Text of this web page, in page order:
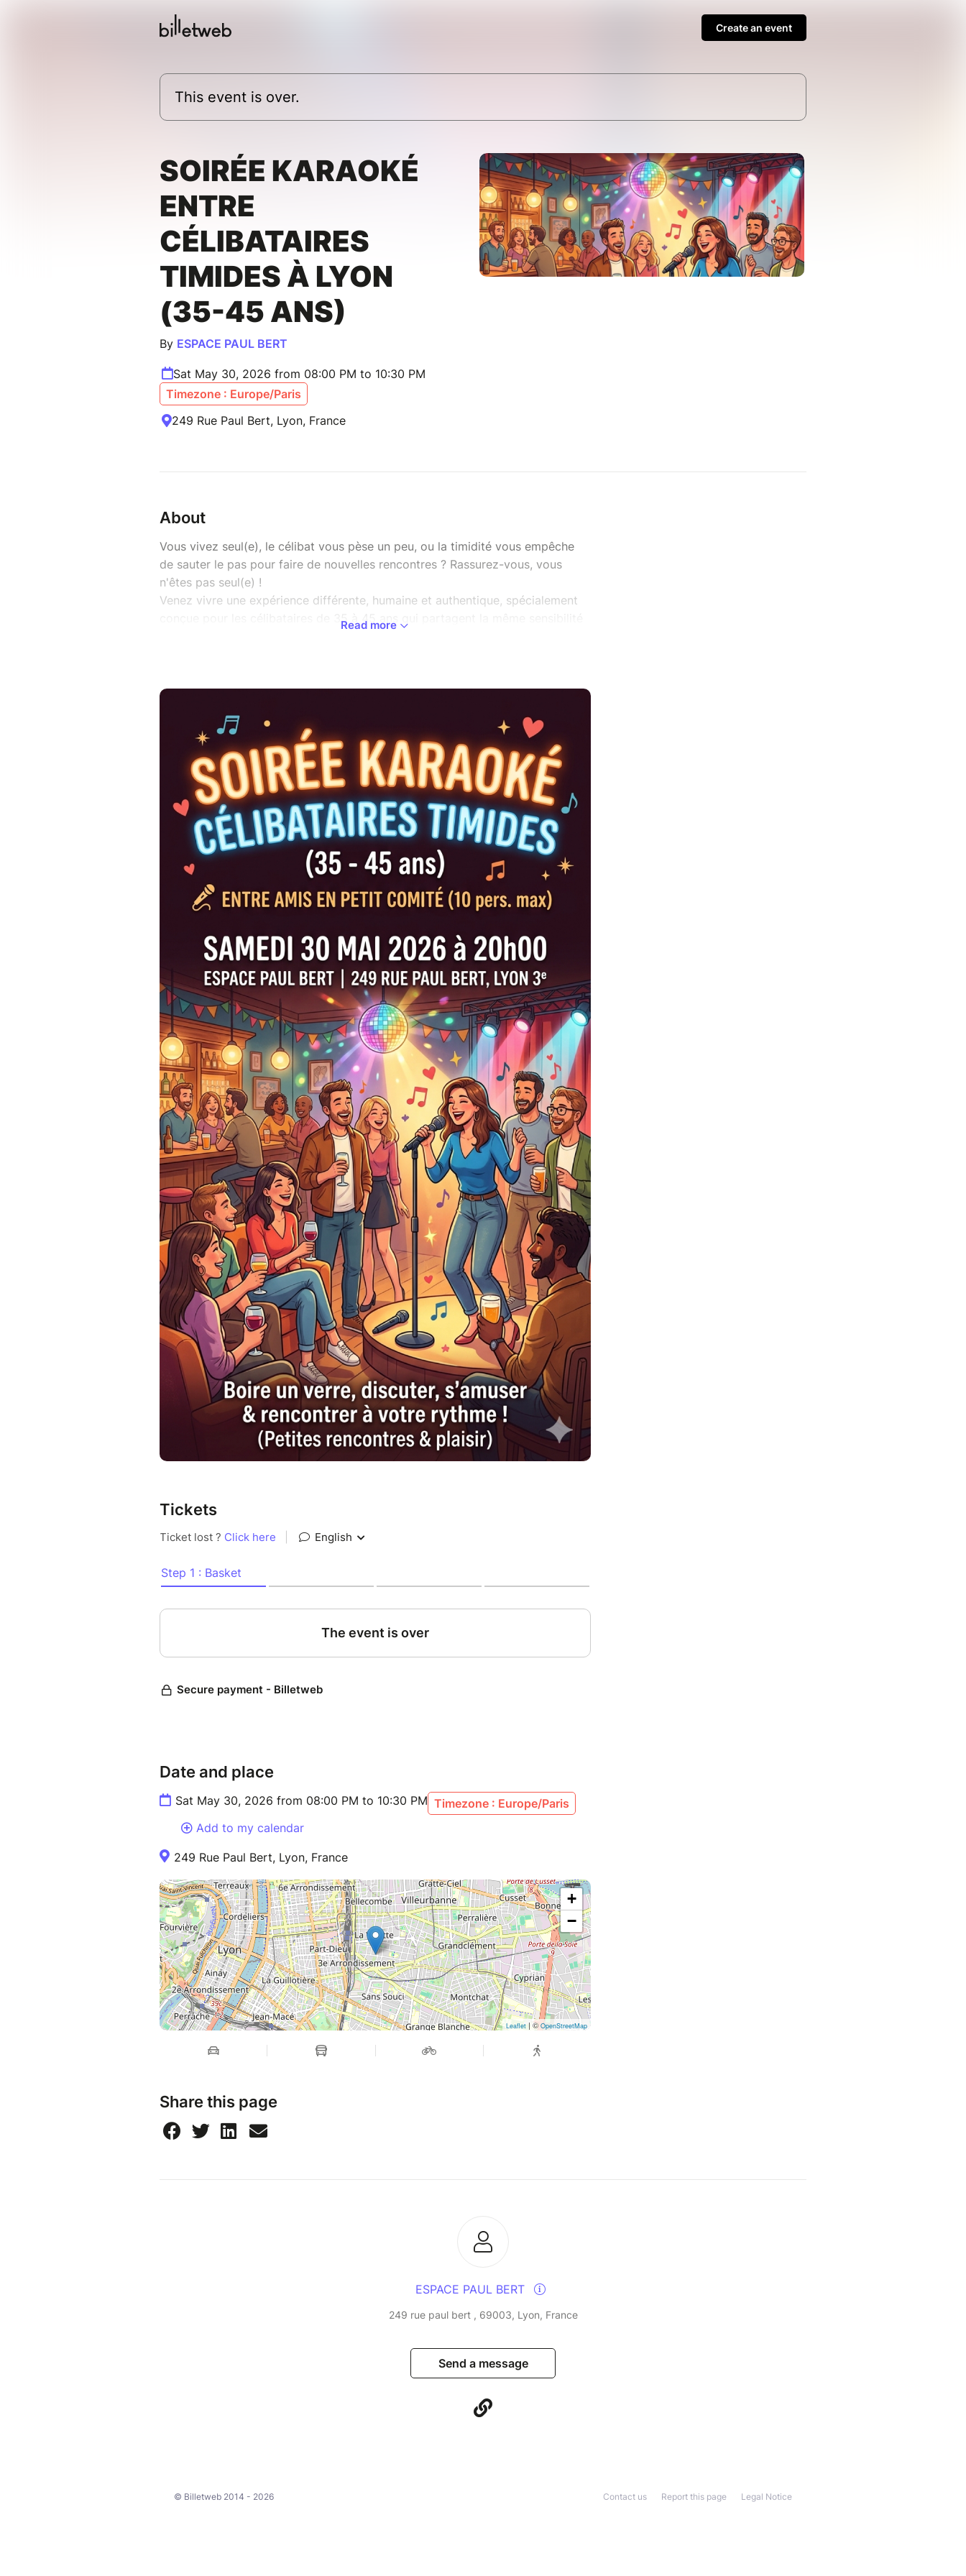
Create an event
This event is over.
SOIRÉE KARAOKÉ
ENTRE
CÉLIBATAIRES
TIMIDES À LYON
(35-45 ANS)
By ESPACE PAUL BERT
Sat May 30, 2026 from 08:00 PM to 10:30 PM
Timezone : Europe/Paris
249 Rue Paul Bert, Lyon, France
About
Vous vivez seul(e), le célibat vous pèse un peu, ou la timidité vous empêche
de sauter le pas pour faire de nouvelles rencontres ? Rassurez-vous, vous
n'êtes pas seul(e) !
Venez vivre une expérience différente, humaine et authentique, spécialement
conçue pour les célibataires de 35 à 45 ans qui partagent la même sensibilité
Où ? À l'Espace Paul Bert (249 rue Paul Bert, Lyon 3e) — un lieu
✨ Au programme :
Ici, aucune pression ! La soirée est limitée à un petit comité de 10 personnes
maximum pour que chacun se sente parfaitement à l'aise.
Boire un verre & discuter de tout : Installez-vous confortablement pour
papoter, refaire le monde et échanger en toute liberté. (À noter : la
soirée se déroulera sans alcool, conformément à notre autorisation
d'occupation de l'espace, mais avec de superbes boissons softs !)
Le Karaoké pour décompresser : Que vous chantiez bien ou faux, peu
importe ! La musique est là pour s'amuser, rire et briser la glace à
votre rythme.
Ne restez pas seul(e) ce week-end. Les places sont strictement limitées à 10
???? Soirée Karaoké Célibataires Timides (35-45 ans)
Vous vivez seul(e), le célibat vous pèse un peu, ou la timidité vous empêche
de sauter le pas pour faire de nouvelles rencontres ? Rassurez-vous, vous
n'êtes pas seul(e) !
Venez vivre une expérience différente, humaine et authentique, spécialement
conçue pour les célibataires de 35 à 45 ans qui partagent la même sensibilité
que vous.
???? Le Rendez-vous
Quand ? Ce samedi 30 mai, dès 20h00.
Où ? À l'Espace Paul Bert (249 rue Paul Bert, Lyon 3e) — un lieu
atypique et chaleureux.
✨ Au programme :
Ici, aucune pression ! La soirée est limitée à un petit comité de 10 personnes
maximum pour que chacun se sente à l'aise.
Boire un verre & discuter de tout : Installez-vous confortablement pour
papoter, refaire le monde et échanger en toute liberté.
Le Karaoké pour décompresser : Que vous chantiez bien ou faux, peu
importe ! La musique est là pour s'amuser, rire et briser la glace à
votre rythme.
Ne restez pas seul(e) ce week-end. Les places sont strictement limitées à 10
participants pour préserver cette ambiance intimiste, pensez à réserver !
Read more
Tickets
Date and place
Sat May 30, 2026 from 08:00 PM to 10:30 PM Timezone : Europe/Paris
Add to my calendar
249 Rue Paul Bert, Lyon, France
+
−
Leaflet | ©OpenStreetMap
Share this page
ESPACE PAUL BERT
249 rue paul bert , 69003, Lyon, France
Send a message
© Billetweb 2014 - 2026 Legal Notice
Report this page
Contact us